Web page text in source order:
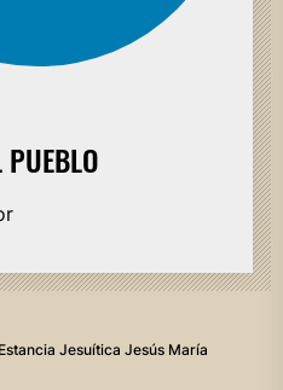
Estancia Jesuítica Jesús María